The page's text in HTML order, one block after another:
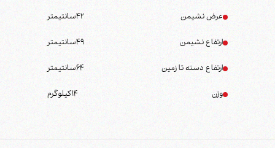
عرض نشیمن 42سانتیمتر
ارتفاع نشیمن 49سانتیمتر
ارتفاع دسته تا زمین 64سانتیمتر
وزن 14کیلوگرم